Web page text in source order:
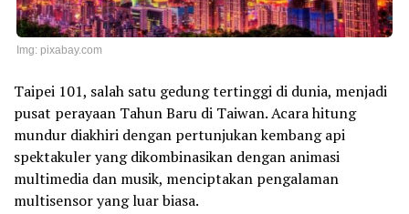
Img: pixabay.com
Taipei 101, salah satu gedung tertinggi di dunia, menjadi
pusat perayaan Tahun Baru di Taiwan. Acara hitung
mundur diakhiri dengan pertunjukan kembang api
spektakuler yang dikombinasikan dengan animasi
multimedia dan musik, menciptakan pengalaman
multisensor yang luar biasa.